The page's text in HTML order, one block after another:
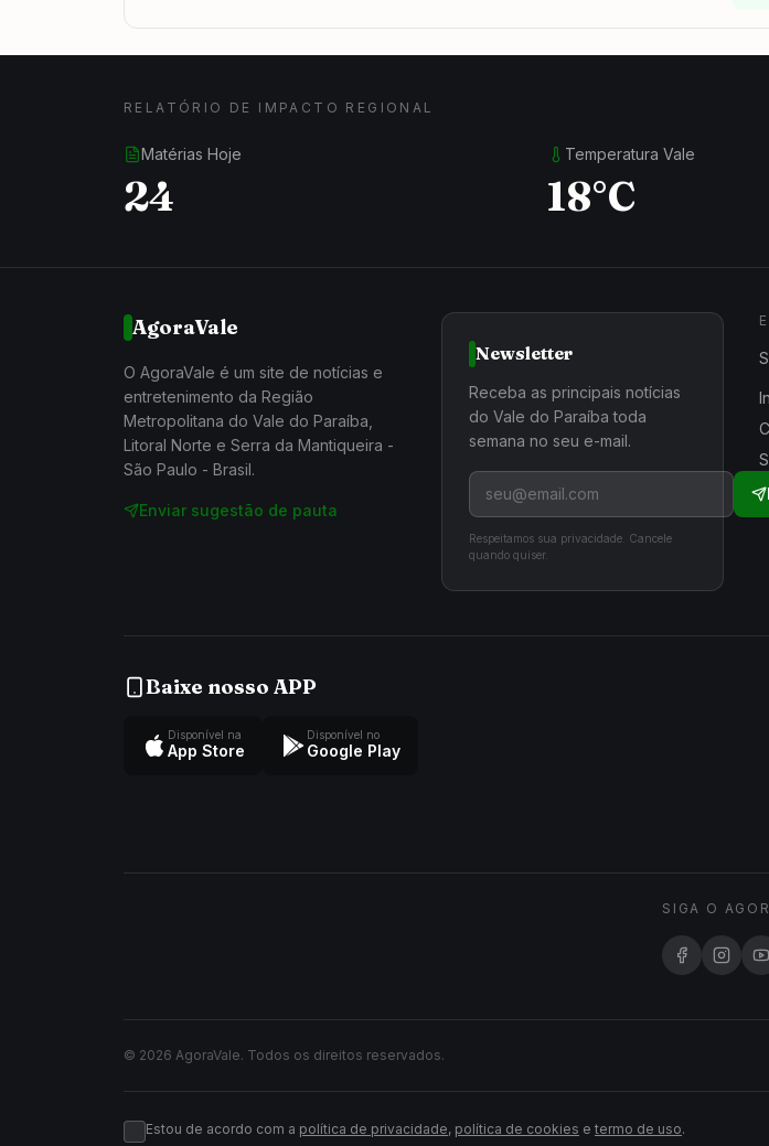
RELATÓRIO DE IMPACTO REGIONAL
Matérias Hoje
24
Temperatura Vale
18°C
AgoraVale
O AgoraVale é um site de notícias e
entretenimento da Região
Metropolitana do Vale do Paraíba,
Litoral Norte e Serra da Mantiqueira -
São Paulo - Brasil.
Enviar sugestão de pauta
Newsletter
Receba as principais notícias
do Vale do Paraíba toda
semana no seu e-mail.
Respeitamos sua privacidade. Cancele
quando quiser.
Baixe nosso APP
Disponível na
App Store
Disponível no
Google Play
SIGA O
© 2026 AgoraVale. Todos os direitos reservados.
Estou de acordo com a política de privacidade, política de cookies e termo de uso.